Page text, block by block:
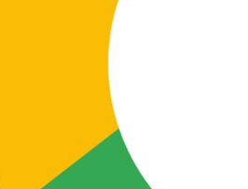
La Sole en Cadena 3